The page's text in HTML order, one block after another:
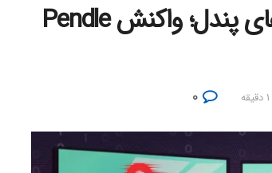
حمله اکسپلویت به PenPie پروتکل دیفای پندل‌؛ واکنش Pendle